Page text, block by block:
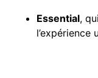
Essential,
l’expérience